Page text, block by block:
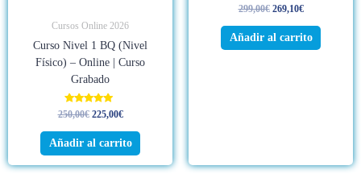
Cursos Online 2026
Curso Nivel 1 BQ (Nivel
Físico) – Online | Curso
Grabado
Valorado
con
4.96
de 5
250,00€ 225,00€
Añadir al carrito
Valorado
con
4.95
de 5
299,00€ 269,10€
Añadir al carrito